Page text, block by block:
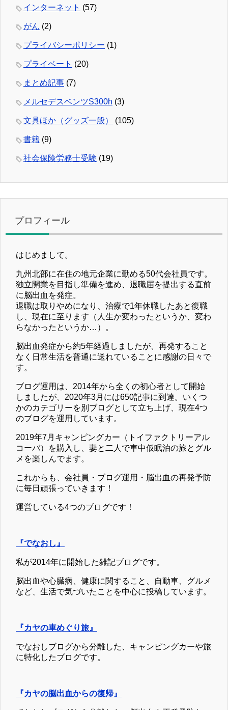
インターネット (57)
がん (2)
プライバシーポリシー (1)
プライベート (20)
まとめ記事 (7)
メルセデスベンツS300h (3)
文具ほか（グッズ一般） (105)
書籍 (9)
社会保険労務士受験 (19)
プロフィール
はじめまして。
九州北部に在住の地元企業に勤める50代会社員です。
独立開業を目指し準備を進め、退職届を提出する直前
に脳出血を発症。
退職は取りやめになり、治療で1年休職したあと復職
し、現在に至ります（人生か変わったというか、変わ
らなかったというか…）。
脳出血発症から約5年経過しましたが、再発すること
なく日常生活を普通に送れていることに感謝の日々で
す。
ブログ運用は、2014年から全くの初心者として開始
しましたが、2020年3月には650記事に到達。いくつ
かのカテゴリーを別ブログとして立ち上げ、現在4つ
のブログを運用しています。
2019年7月キャンピングカー（トイファクトリーアル
コーバ）を購入し、妻と二人で車中仮眠泊の旅とグル
メを楽しんでます。
これからも、会社員・ブログ運用・脳出血の再発予防
に毎日頑張っていきます！
運営している4つのブログです！
『でなおし』
私が2014年に開始した雑記ブログです。
脳出血や心臓病、健康に関すること、自動車、グルメ
など、生活で気づいたことを中心に投稿しています。
『カヤの車めぐり旅』
でなおしブログから分離した、キャンピングカーや旅
に特化したブログです。
『カヤの脳出血からの復帰』